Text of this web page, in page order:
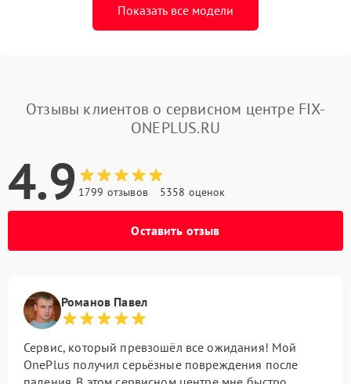
Показать все модели
Отзывы клиентов о сервисном центре FIX-
ONEPLUS.RU
4.9 1799 отзывов 5358 оценок
Оставить отзыв
Романов Павел
Сервис, который превзошёл все ожидания! Мой
OnePlus получил серьёзные повреждения после